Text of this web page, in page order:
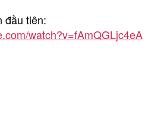
đầu tiên:
watch?v=fAmQGLjc4eA